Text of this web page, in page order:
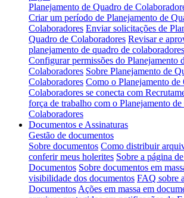
Planejamento de Quadro de
Criar um período de Planejamento de
Colaboradores Enviar solicitações de
Quadro de Colaboradores Revisar e
planejamento de quadro de
Configurar permissões do Planejamento
Colaboradores Sobre Planejamento de
Colaboradores Como o Planejamento de
Colaboradores se conecta com
força de trabalho com o Planejamento
Colaboradores
Documentos e Assinaturas
Gestão de documentos
Sobre documentos Como distribuir
conferir meus holerites Sobre a página
Documentos Sobre documentos em
visibilidade dos documentos FAQ sobre
Documentos Ações em massa em